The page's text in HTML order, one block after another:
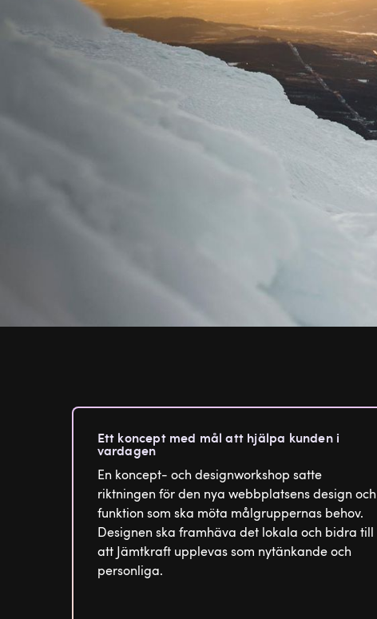
Ett koncept med mål att hjälpa kunden i
vardagen
En koncept- och designworkshop satte
riktningen för den nya webbplatsens design och
funktion som ska möta målgruppernas behov.
Designen ska framhäva det lokala och bidra till
att Jämtkraft upplevas som nytänkande och
personliga.